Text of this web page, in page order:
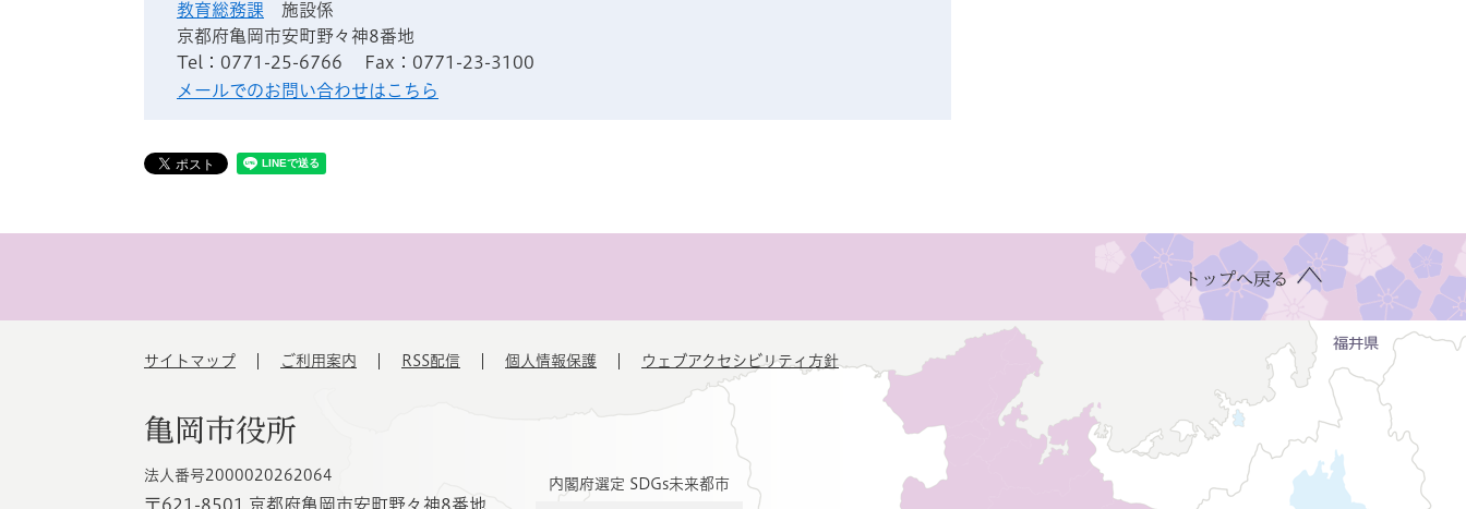
教育総務課
施設係
京都府亀岡市安町野々神8番地
Tel：0771-25-6766
Fax：0771-23-3100
メールでのお問い合わせはこちら
トップへ戻る
サイトマップ ご利用案内 RSS配信 個人情報保護 ウェブアクセシビリティ方針
亀岡市役所
法人番号2000020262064
〒621-8501 京都府亀岡市安町野々神8番地
内閣府選定 SDGs未来都市